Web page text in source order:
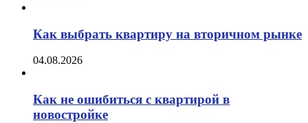
Как выбрать квартиру на вторичном рынке
04.08.2026
Как не ошибиться с квартирой в
новостройке